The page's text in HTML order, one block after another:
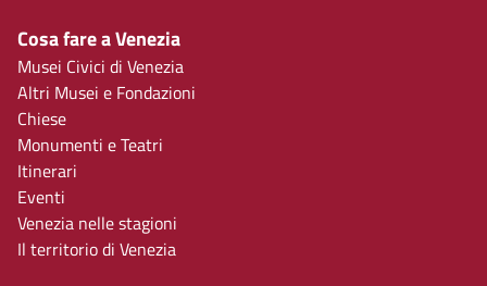
Cosa fare a Venezia
Musei Civici di Venezia
Altri Musei e Fondazioni
Chiese
Monumenti e Teatri
Itinerari
Eventi
Venezia nelle stagioni
Il territorio di Venezia